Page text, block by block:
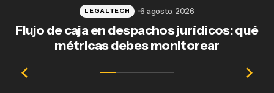
Flujo de caja en despachos jurídicos: qué
métricas debes monitorear
LEGALTECH 6 agosto, 2026